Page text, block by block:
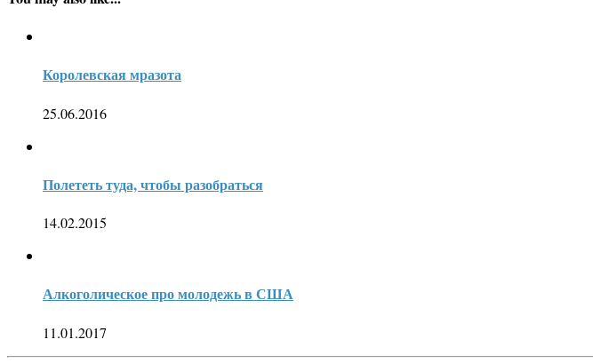
Королевская мразота
25.06.2016
Полететь туда, чтобы разобраться
14.02.2015
Алкоголическое про молодежь в США
11.01.2017